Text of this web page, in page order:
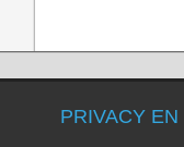
PRIVACY